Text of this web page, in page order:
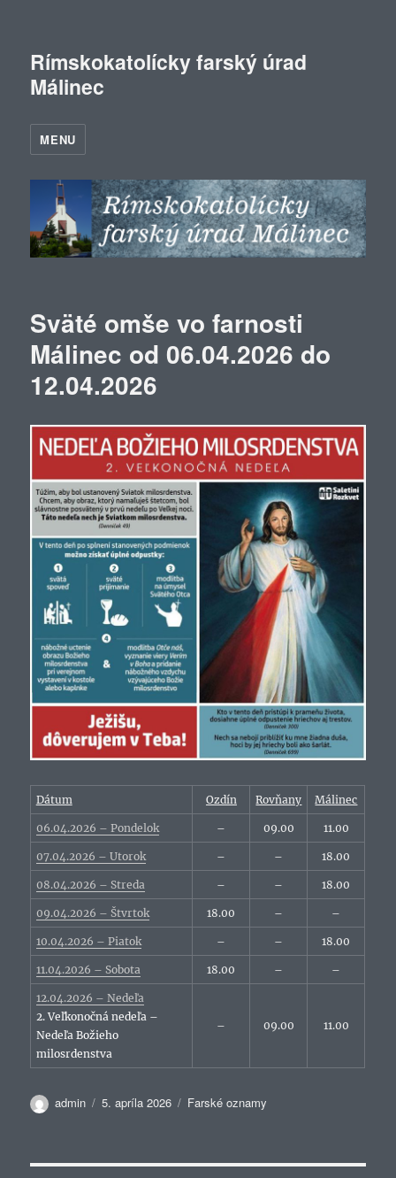
Rímskokatolícky farský úrad
Málinec
MENU
Sväté omše vo farnosti
Málinec od 06.04.2026 do
12.04.2026
Dátum Ozdín Rovňany Málinec
06.04.2026 – Pondelok – 09.00 11.00
07.04.2026 – Utorok – – 18.00
08.04.2026 – Streda – – 18.00
09.04.2026 – Štvrtok 18.00 – –
10.04.2026 – Piatok – – 18.00
11.04.2026 – Sobota 18.00 – –
12.04.2026 – Nedeľa
2. Veľkonočná nedeľa –
Nedeľa Božieho
milosrdenstva
– 09.00 11.00
Autor
admin Publikované
5. apríla 2026 Kategórie
Farské oznamy